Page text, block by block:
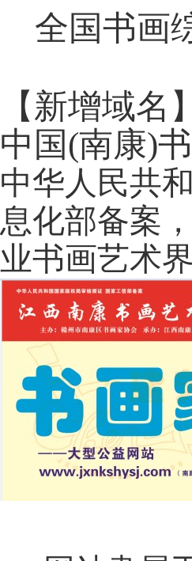
全国书画
【新增
中国(南康)
中华人民共
息化部备案
业书画艺术